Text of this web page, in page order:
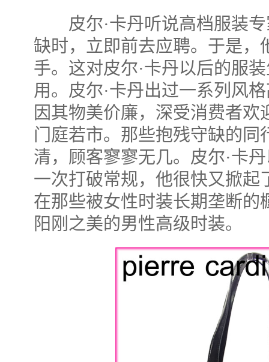
皮尔·卡丹听说高档服装专
缺时，立即前去应聘。于是，
手。这对皮尔·卡丹以后的服
用。皮尔·卡丹出过一系列风
因其物美价廉，深受消费者欢
门庭若市。那些抱残守缺的同
清，顾客寥寥无几。皮尔·卡
一次打破常规，他很快又掀起
在那些被女性时装长期垄断的
阳刚之美的男性高级时装。